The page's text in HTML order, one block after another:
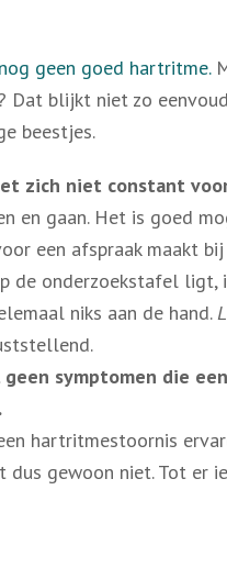
geen goed hartritme.
blijkt niet zo
beestjes.
zich niet constant
en gaan. Het is goed
een afspraak maakt
de onderzoekstafel ligt,
niks aan de hand.
symptomen die
hartritmestoornis
dus gewoon niet. Tot er